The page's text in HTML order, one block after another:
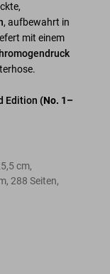
, aufbewahrt in
mit einem
Edition(No. 1–
cm,
288 Seiten,